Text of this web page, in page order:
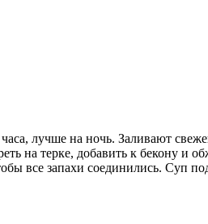
лучше на ночь. Заливают
на терке, добавить к бекону и
все запахи соединились. Суп